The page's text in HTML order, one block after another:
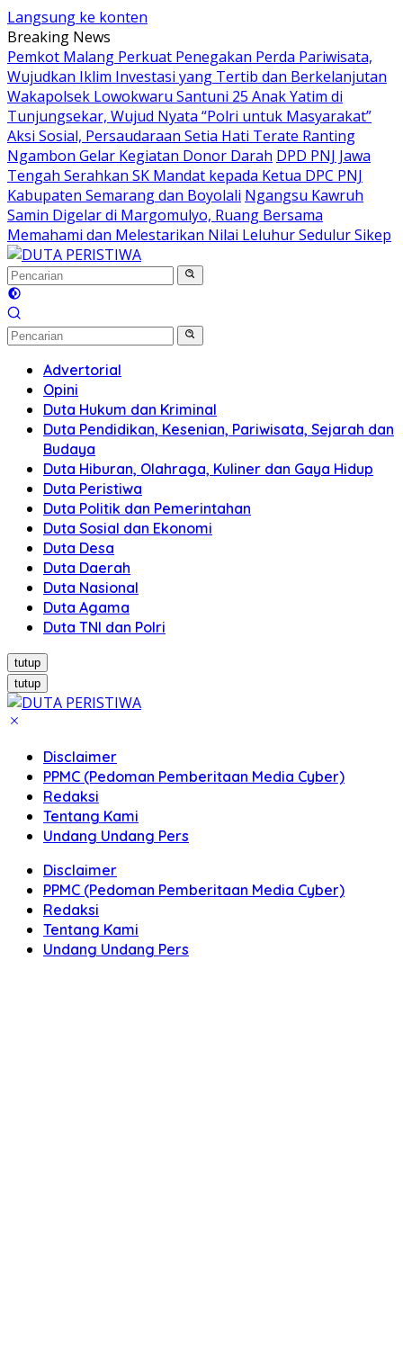
Langsung ke konten
Breaking News
Pemkot Malang Perkuat Penegakan Perda Pariwisata,
Wujudkan Iklim Investasi yang Tertib dan Berkelanjutan
Wakapolsek Lowokwaru Santuni 25 Anak Yatim di
Tunjungsekar, Wujud Nyata “Polri untuk Masyarakat”
Aksi Sosial, Persaudaraan Setia Hati Terate Ranting
Ngambon Gelar Kegiatan Donor Darah DPD PNJ Jawa
Tengah Serahkan SK Mandat kepada Ketua DPC PNJ
Kabupaten Semarang dan Boyolali Ngangsu Kawruh
Samin Digelar di Margomulyo, Ruang Bersama
Memahami dan Melestarikan Nilai Leluhur Sedulur Sikep
Advertorial
Opini
Duta Hukum dan Kriminal
Duta Pendidikan, Kesenian, Pariwisata, Sejarah dan
Budaya
Duta Hiburan, Olahraga, Kuliner dan Gaya Hidup
Duta Peristiwa
Duta Politik dan Pemerintahan
Duta Sosial dan Ekonomi
Duta Desa
Duta Daerah
Duta Nasional
Duta Agama
Duta TNI dan Polri
tutup
tutup
Disclaimer
PPMC (Pedoman Pemberitaan Media Cyber)
Redaksi
Tentang Kami
Undang Undang Pers
Disclaimer
PPMC (Pedoman Pemberitaan Media Cyber)
Redaksi
Tentang Kami
Undang Undang Pers